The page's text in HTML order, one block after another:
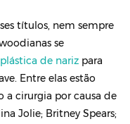
títulos, nem sempre
se
de nariz para
Entre elas estão
a cirurgia por causa de
Jolie; Britney Spears;